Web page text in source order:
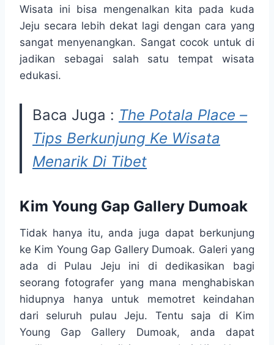
Wisata ini bisa mengenalkan kita pada kuda
Jeju secara lebih dekat lagi dengan cara yang
sangat menyenangkan. Sangat cocok untuk di
jadikan sebagai salah satu tempat wisata
edukasi.
Baca Juga : The Potala Place –
Tips Berkunjung Ke Wisata
Menarik Di Tibet
Kim Young Gap Gallery Dumoak
Tidak hanya itu, anda juga dapat berkunjung
ke Kim Young Gap Gallery Dumoak. Galeri yang
ada di Pulau Jeju ini di dedikasikan bagi
seorang fotografer yang mana menghabiskan
hidupnya hanya untuk memotret keindahan
dari seluruh pulau Jeju. Tentu saja di Kim
Young Gap Gallery Dumoak, anda dapat